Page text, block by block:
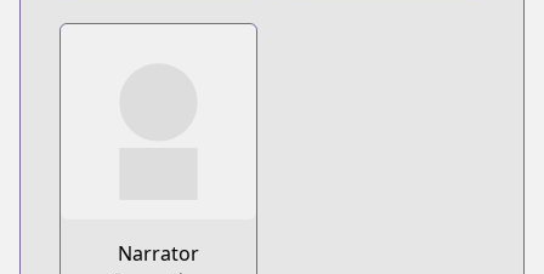
Narrator